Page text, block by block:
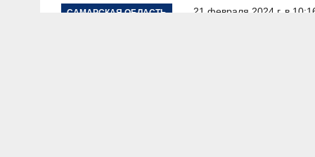
САМАРСКАЯ ОБЛАСТЬ 21 февраля 2024 г. в